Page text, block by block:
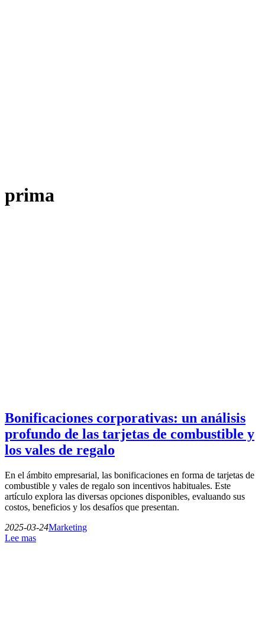
prima
Bonificaciones corporativas: un análisis
profundo de las tarjetas de combustible y
los vales de regalo
En el ámbito empresarial, las bonificaciones en forma de tarjetas de
combustible y vales de regalo son incentivos habituales. Este
artículo explora las diversas opciones disponibles, evaluando sus
costos, beneficios y los desafíos que presentan.
2025-03-24Marketing
Lee mas